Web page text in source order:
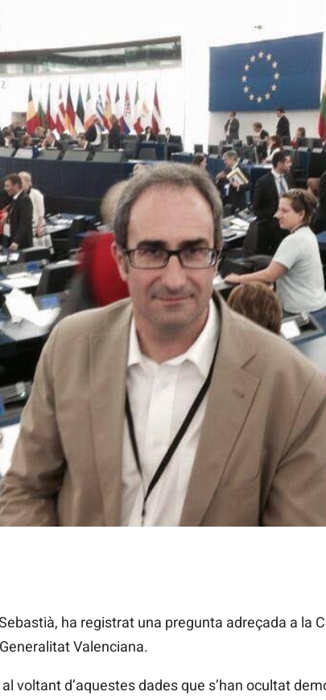
ha registrat una pregunta adreçada a la
Valenciana.
voltant d’aquestes dades que s’han ocultat